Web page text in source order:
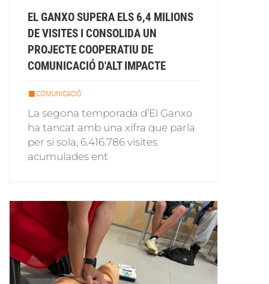
EL GANXO SUPERA ELS 6,4 MILIONS
DE VISITES I CONSOLIDA UN
PROJECTE COOPERATIU DE
COMUNICACIÓ D'ALT IMPACTE
COMUNICACIÓ
La segona temporada d’El Ganxo
ha tancat amb una xifra que parla
per si sola, 6.416.786 visites
acumulades ent